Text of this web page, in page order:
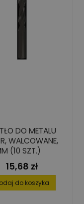
DO METALU
WALCOWANE,
(10 SZT.)
Cena
15,68 zł
do koszyka